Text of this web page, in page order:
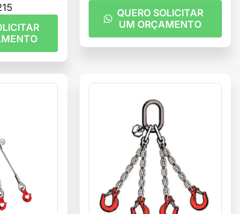
QUERO SOLICITAR
UM ORÇAMENTO